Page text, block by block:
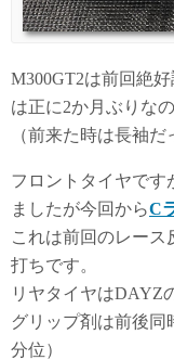
M300GT2は前回絶
は正に2か月ぶりな
（前来た時は長袖だ
フロントタイヤです
ましたが今回からC
これは前回のレース
打ちです。
リヤタイヤはDAYZ
グリップ剤は前後同
分位）